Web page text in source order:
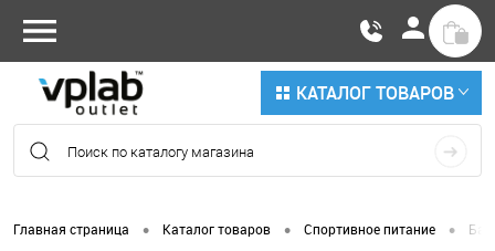
КАТАЛОГ ТОВАРОВ
Главная страница • Каталог товаров • Спортивное питание •